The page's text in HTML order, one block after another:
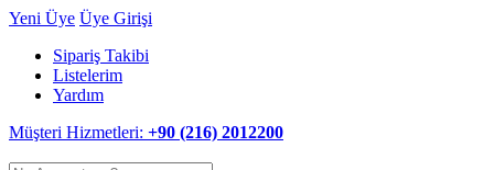
Yeni Üye Üye Girişi
Sipariş Takibi
Listelerim
Yardım
Müşteri Hizmetleri: +90 (216) 2012200